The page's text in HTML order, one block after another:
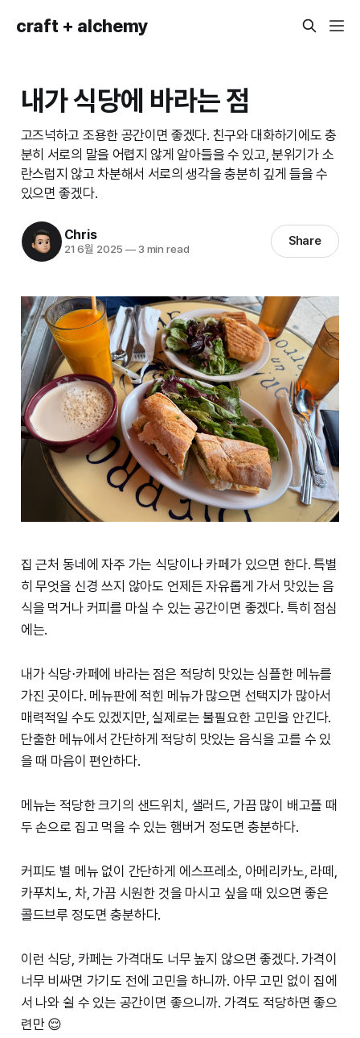
craft + alchemy
내가 식당에 바라는 점
고즈넉하고 조용한 공간이면 좋겠다. 친구와 대화하기에도 충
분히 서로의 말을 어렵지 않게 알아들을 수 있고, 분위기가 소
란스럽지 않고 차분해서 서로의 생각을 충분히 깊게 들을 수
있으면 좋겠다.
Chris
21 6월 2025 —3 min read
Share
집 근처 동네에 자주 가는 식당이나 카페가 있으면 한다. 특별
히 무엇을 신경 쓰지 않아도 언제든 자유롭게 가서 맛있는 음
식을 먹거나 커피를 마실 수 있는 공간이면 좋겠다. 특히 점심
에는.
내가 식당⋅카페에 바라는 점은 적당히 맛있는 심플한 메뉴를
가진 곳이다. 메뉴판에 적힌 메뉴가 많으면 선택지가 많아서
매력적일 수도 있겠지만, 실제로는 불필요한 고민을 안긴다.
단출한 메뉴에서 간단하게 적당히 맛있는 음식을 고를 수 있
을 때 마음이 편안하다.
메뉴는 적당한 크기의 샌드위치, 샐러드, 가끔 많이 배고플 때
두 손으로 집고 먹을 수 있는 햄버거 정도면 충분하다.
커피도 별 메뉴 없이 간단하게 에스프레소, 아메리카노, 라떼,
카푸치노, 차, 가끔 시원한 것을 마시고 싶을 때 있으면 좋은
콜드브루 정도면 충분하다.
이런 식당, 카페는 가격대도 너무 높지 않으면 좋겠다. 가격이
너무 비싸면 가기도 전에 고민을 하니까. 아무 고민 없이 집에
서 나와 쉴 수 있는 공간이면 좋으니까. 가격도 적당하면 좋으
련만 😌